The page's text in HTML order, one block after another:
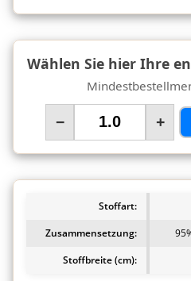
Wählen Sie hier Ihre
− +
Stoffart:
Zusammensetzung:
Stoffbreite (cm):